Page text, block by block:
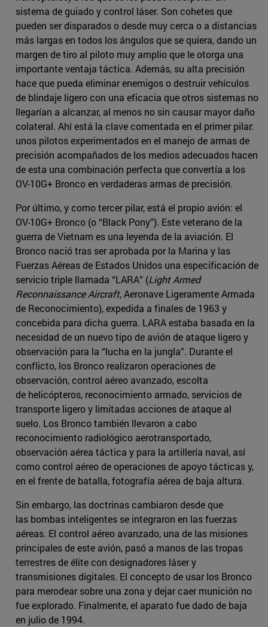
sistema de guiado y control láser. Son cohetes que
pueden ser disparados o desde muy cerca o a distancias
más largas en todos los ángulos que se quiera, dando un
margen de tiro al piloto muy amplio que le otorga una
importante ventaja táctica. Además, su alta precisión
hace que pueda eliminar enemigos o destruir vehículos
de blindaje ligero con una eficacia que otros sistemas no
llegarían a alcanzar, al menos no sin causar mayor daño
colateral. Ahí está la clave comentada en el primer pilar:
unos pilotos experimentados en el manejo de armas de
precisión acompañados de los medios adecuados hacen
de esta una combinación perfecta que convertía a los
OV-10G+ Bronco en verdaderas armas de precisión.
Por último, y como tercer pilar, está el propio avión: el
OV-10G+ Bronco (o “Black Pony”). Este veterano de la
guerra de Vietnam es una leyenda de la aviación. El
Bronco nació tras ser aprobada por la Marina y las
Fuerzas Aéreas de Estados Unidos una especificación de
servicio triple llamada “LARA” (Light Armed
Reconnaissance Aircraft, Aeronave Ligeramente Armada
de Reconocimiento), expedida a finales de 1963 y
concebida para dicha guerra. LARA estaba basada en la
necesidad de un nuevo tipo de avión de ataque ligero y
observación para la “lucha en la jungla”. Durante el
conflicto, los Bronco realizaron operaciones de
observación, control aéreo avanzado, escolta
de helicópteros, reconocimiento armado, servicios de
transporte ligero y limitadas acciones de ataque al
suelo. Los Bronco también llevaron a cabo
reconocimiento radiológico aerotransportado,
observación aérea táctica y para la artillería naval, así
como control aéreo de operaciones de apoyo tácticas y,
en el frente de batalla, fotografía aérea de baja altura.
Sin embargo, las doctrinas cambiaron desde que
las bombas inteligentes se integraron en las fuerzas
aéreas. El control aéreo avanzado, una de las misiones
principales de este avión, pasó a manos de las tropas
terrestres de élite con designadores láser y
transmisiones digitales. El concepto de usar los Bronco
para merodear sobre una zona y dejar caer munición no
fue explorado. Finalmente, el aparato fue dado de baja
en julio de 1994.